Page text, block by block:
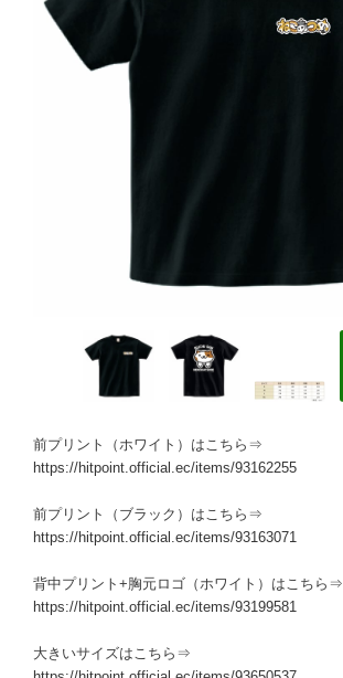
前プリント（ホワイト）はこちら⇒
https://hitpoint.official.ec/items/93162255
前プリント（ブラック）はこちら⇒
https://hitpoint.official.ec/items/93163071
背中プリント+胸元ロゴ（ホワイト）はこちら⇒
https://hitpoint.official.ec/items/93199581
大きいサイズはこちら⇒